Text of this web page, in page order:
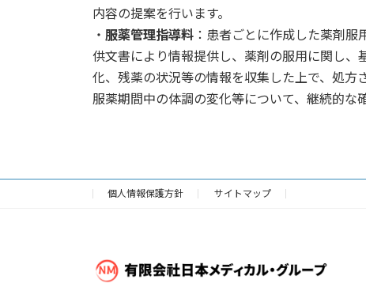
内容の提案を行います。
・ 服薬管理指導料 ：患者ごとに作成した薬剤
供文書により情報提供し、薬剤の服用に関し、
化、残薬の状況等の情報を収集した上で、処方
服薬期間中の体調の変化等について、継続的な
個人情報保護方針 サイトマップ